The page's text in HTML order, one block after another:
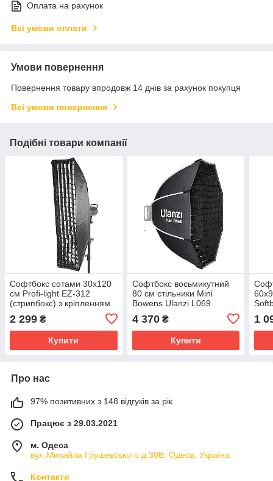
Оплата на рахунок
Всі умови оплати
Умови повернення
Повернення товару впродовж 14 днів за рахунок покупця
Всі умови повернення
Подібні товари компанії
Софтбокс сотами 30x120
см Profi-light EZ-312
(стрипбокс) з кріпленням
2 299 ₴
Купити
Софтбокс восьмикутний
80 см стільники Mini
Bowens Ulanzi L069
4 370₴
Купити
1
Про нас
97% позитивних з 148 відгуків за рік
Працює з 29.03.2021
м. Одеса
вул.Михайла Грушевського д.30В, Одеса, Україна
Контакти